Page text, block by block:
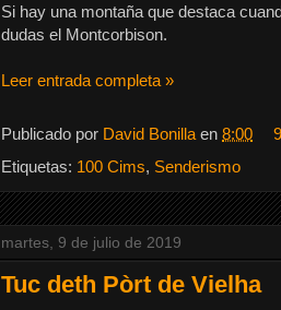
Si hay una montaña que destaca
dudas el Montcorbison.
Leer entrada completa »
Publicado por David Bonilla en 8:00
Etiquetas: 100 Cims, Senderismo
martes, 9 de julio de 2019
Tuc deth Pòrt de Vielha